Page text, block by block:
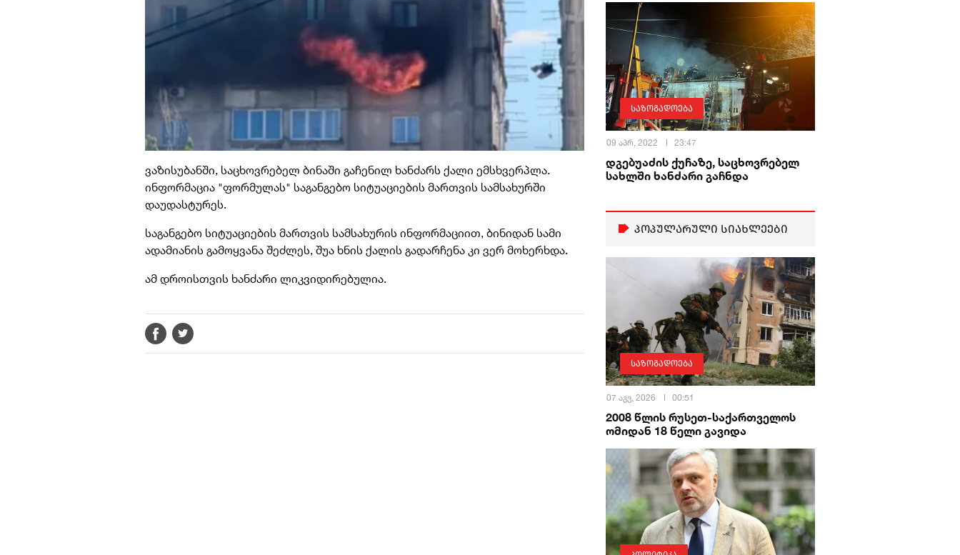
ვაზისუბანში, საცხოვრებელ ბინაში გაჩენილ ხანძარს ქალი ემსხვერპლა.
ინფორმაცია "ფორმულას" საგანგებო სიტუაციების მართვის სამსახურში
დაუდასტურეს.
საგანგებო სიტუაციების მართვის სამსახურის ინფორმაციით, ბინიდან სამი
ადამიანის გამოყვანა შეძლეს, შუა ხნის ქალის გადარჩენა კი ვერ მოხერხდა.
ამ დროისთვის ხანძარი ლიკვიდირებულია.
საზოგადოება
09 აპრ, 2022 23:47
დგებუაძის ქუჩაზე, საცხოვრებელ
სახლში ხანძარი გაჩნდა
პოპულარული სიახლეები
საზოგადოება
07 აგვ, 2026 00:51
2008 წლის რუსეთ-საქართველოს
ომიდან 18 წელი გავიდა